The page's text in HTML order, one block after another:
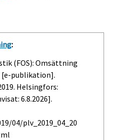
:
(FOS): Omsättning
[e-publikation].
Helsingfors:
6.8.2026].
04/plv_2019_04_20